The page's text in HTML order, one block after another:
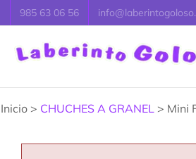
Saltar
al
contenido
985 63 06 56
Inicio > CHUCHES A GRANEL > Mini